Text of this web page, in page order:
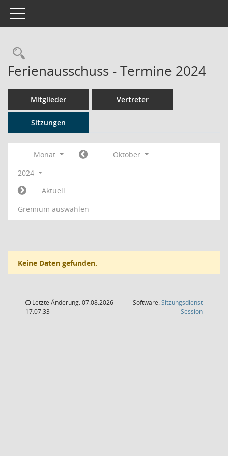
Toggle navigation
Rechercheauswahl
Ferienausschuss - Termine 2024
Mitglieder Vertreter
Sitzungen
Monat
Oktober
2024
Aktuell
Gremium auswählen
Keine Daten gefunden.
Letzte Änderung: 07.08.2026
17:07:33
Software:Sitzungsdienst
Session(Wird in